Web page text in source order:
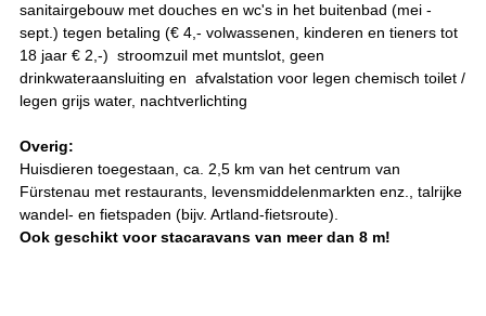
sanitairgebouw met douches en wc's in het buitenbad (mei -
sept.) tegen betaling (€ 4,- volwassenen, kinderen en tieners tot
18 jaar € 2,-) stroomzuil met muntslot, geen
drinkwateraansluiting en afvalstation voor legen chemisch toilet /
legen grijs water, nachtverlichting
Overig:
Huisdieren toegestaan, ca. 2,5 km van het centrum van
Fürstenau met restaurants, levensmiddelenmarkten enz., talrijke
wandel- en fietspaden (bijv. Artland-fietsroute).
Ook geschikt voor stacaravans van meer dan 8 m!